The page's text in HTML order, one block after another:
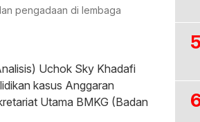
pengadaan di lembaga
Uchok Sky Khadafi
kasus Anggaran
Utama BMKG (Badan
5